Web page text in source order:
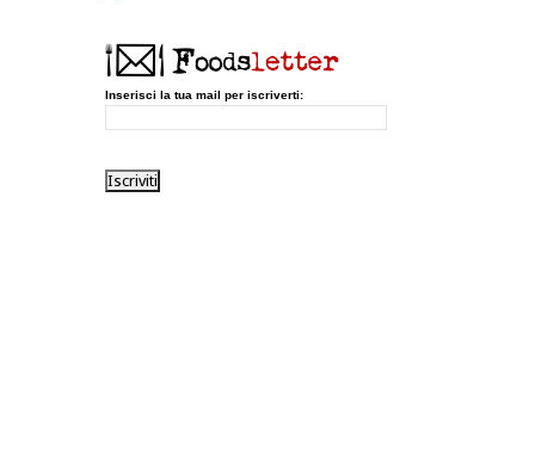
Inserisci la tua mail per iscriverti: